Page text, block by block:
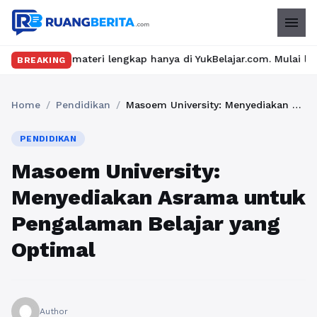
menu
BREAKING
lengkap hanya di YukBelajar.com. Mulai langkah
Home / Pendidikan / Masoem University: Menyediakan Asrama untuk Pengalaman Belajar yang Optimal
PENDIDIKAN
Masoem University:
Menyediakan Asrama untuk
Pengalaman Belajar yang
Optimal
Author